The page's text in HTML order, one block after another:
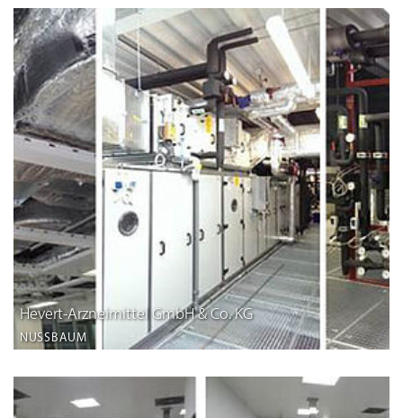
Hevert-Arzneimittel GmbH & Co. KG
NUSSBAUM